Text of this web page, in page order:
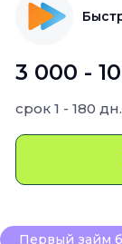
3 000 -
срок 1 - 180 дн.
Первый займ